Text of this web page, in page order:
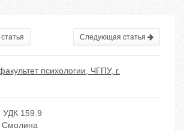
Следующая статья
психологии, ЧГПУ, г.
УДК 159.9